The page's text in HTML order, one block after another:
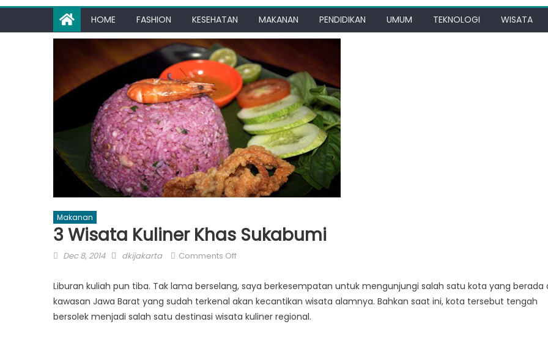
HOME FASHION KESEHATAN MAKANAN PENDIDIKAN UMUM TEKNOLOGI WISATA
Makanan
3 Wisata Kuliner Khas Sukabumi
Posted
Dec 8, 2014 Author
dkijakarta Comments Offon
Wisata
Kuliner
Khas
Liburan kuliah pun tiba. Tak lama berselang, saya berkesempatan untuk mengunjungi salah satu kota yang berada
kawasan Jawa Barat yang sudah terkenal akan kecantikan wisata alamnya. Bahkan saat ini, kota tersebut tengah
bersolek menjadi salah satu destinasi wisata kuliner regional.